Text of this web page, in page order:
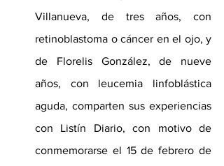
Villanueva, de tres años, con
retinoblastoma o cáncer en el ojo, y
de Florelis González, de nueve
años, con leucemia linfoblástica
aguda, comparten sus experiencias
con Listín Diario, con motivo de
conmemorarse el 15 de febrero de